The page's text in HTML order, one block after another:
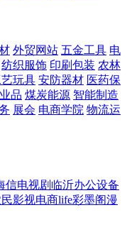
外贸网站 五金工具 电
纺织服饰 印刷包装 农林
玩具 安防器材 医药保
品 煤炭能源 智能制造
展会 电商学院 物流运
信电视剧 临沂办公设备
影视电商life彩墨阁漫